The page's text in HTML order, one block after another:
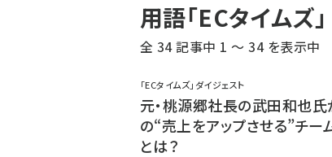
ン
く
ず
用語「ECタイムズ
全 34 記事中 1 ～ 34 を表示中
「ECタイムズ」ダイジェスト
元・桃源郷社長の武田和也氏
の“売上をアップさせる”チー
とは？